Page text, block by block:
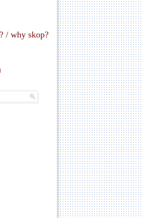
/ why skop?